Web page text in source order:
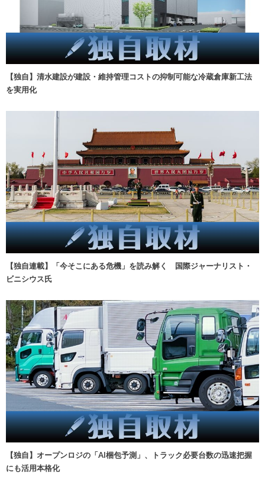
【独自】清水建設が建設・維持管理コストの抑制可能な冷蔵倉庫新工法
を実用化
【独自連載】「今そこにある危機」を読み解く 国際ジャーナリスト・
ビニシウス氏
【独自】オープンロジの「AI梱包予測」、トラック必要台数の迅速把握
にも活用本格化